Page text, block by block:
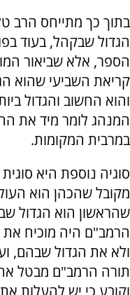
בתוך כך מתייחס הרב
הגדול שבקהל, בעוד
הספר, אלא שביאור
קריאת השביעי שהוא
והוא החשוב והגדול
המנהג לומר מיד את
במרבית המקומות.
סוגיה נוספת היא
מקובל שהכהן הוא
שהראשון הוא הגדול
הרמב"ם היה מוכיח
ולא את הגדול שבהם,
תורה הרמב"ם מבטל